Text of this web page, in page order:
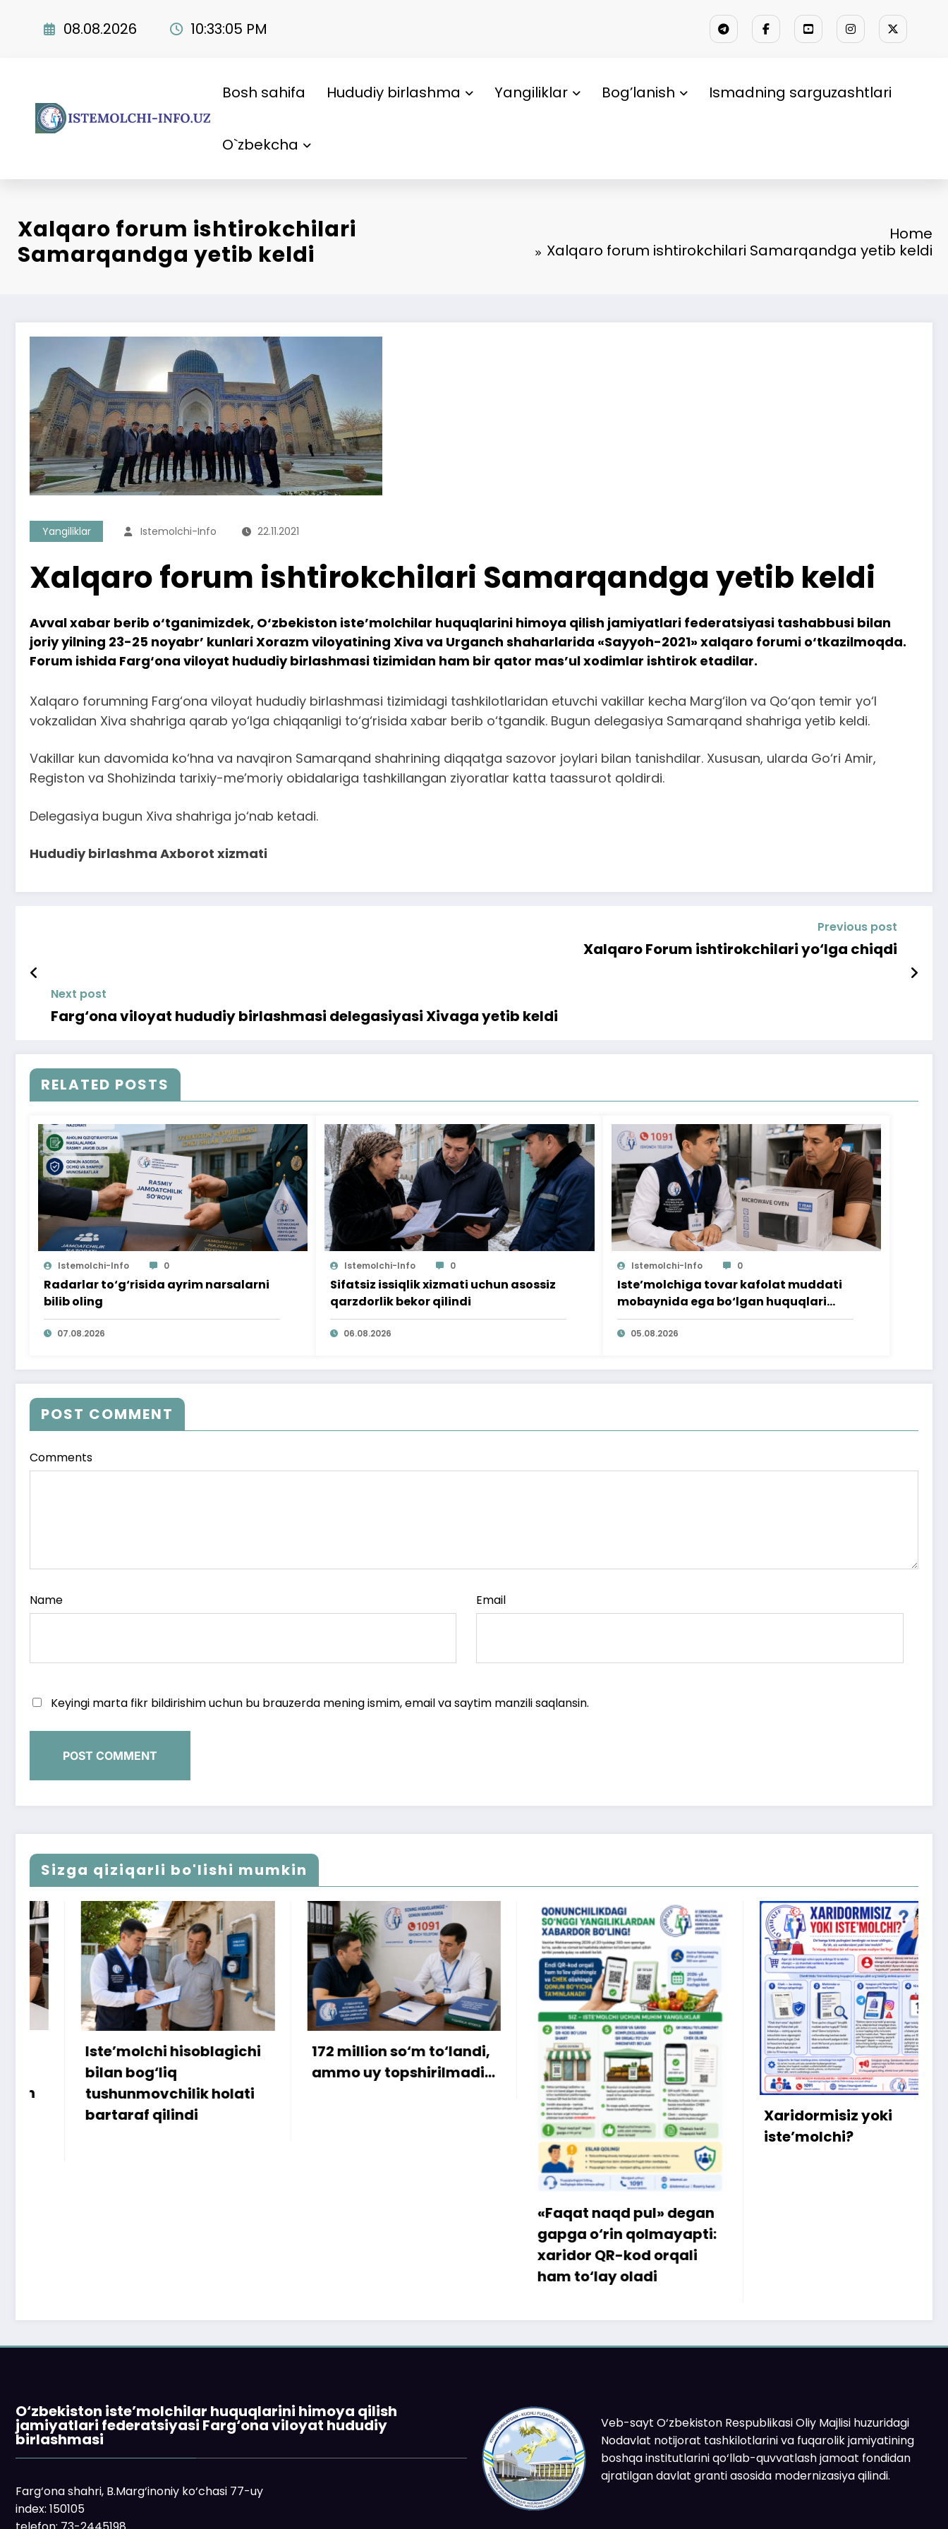
08.08.2026 10:33:06 PM
Bosh sahifa Hududiy birlashma Yangiliklar Bog’lanish Ismadning sarguzashtlari
O`zbekcha
Xalqaro forum ishtirokchilari
Samarqandga yetib keldi
Home
Xalqaro forum ishtirokchilari Samarqandga yetib keldi
Yangiliklar Istemolchi-Info 22.11.2021
Xalqaro forum ishtirokchilari Samarqandga yetib keldi
Avval xabar berib o‘tganimizdek, O‘zbekiston iste’molchilar huquqlarini himoya qilish jamiyatlari federatsiyasi tashabbusi bilan
joriy yilning 23-25 noyabr’ kunlari Xorazm viloyatining Xiva va Urganch shaharlarida «Sayyoh-2021» xalqaro forumi o‘tkazilmoqda.
Forum ishida Farg‘ona viloyat hududiy birlashmasi tizimidan ham bir qator mas’ul xodimlar ishtirok etadilar.
Xalqaro forumning Farg‘ona viloyat hududiy birlashmasi tizimidagi tashkilotlaridan etuvchi vakillar kecha Marg‘ilon va Qo‘qon temir yo‘l
vokzalidan Xiva shahriga qarab yo‘lga chiqqanligi to‘g‘risida xabar berib o‘tgandik. Bugun delegasiya Samarqand shahriga yetib keldi.
Vakillar kun davomida ko‘hna va navqiron Samarqand shahrining diqqatga sazovor joylari bilan tanishdilar. Xususan, ularda Go‘ri Amir,
Registon va Shohizinda tarixiy-me’moriy obidalariga tashkillangan ziyoratlar katta taassurot qoldirdi.
Delegasiya bugun Xiva shahriga jo‘nab ketadi.
Hududiy birlashma Axborot xizmati
Previous post
Xalqaro Forum ishtirokchilari yo‘lga chiqdi
Next post
Farg‘ona viloyat hududiy birlashmasi delegasiyasi Xivaga yetib keldi
RELATED POSTS
Istemolchi-Info 0
Radarlar to‘g‘risida ayrim narsalarni
bilib oling
07.08.2026
Istemolchi-Info 0
Sifatsiz issiqlik xizmati uchun asossiz
qarzdorlik bekor qilindi
06.08.2026
Istemolchi-Info 0
Iste’molchiga tovar kafolat muddati
mobaynida ega bo‘lgan huquqlari
ta’minlab berildi
05.08.2026
POST COMMENT
Comments
Name Email
Keyingi marta fikr bildirishim uchun bu brauzerda mening ismim, email va saytim manzili saqlansin.
Sizga qiziqarli bo'lishi mumkin
Iste’molchi hisoblagichi
bilan bog‘liq
tushunmovchilik holati
bartaraf qilindi
172 million so‘m to‘landi,
ammo uy topshirilmadi…
«Faqat naqd pul» degan
gapga o‘rin qolmayapti:
xaridor QR-kod orqali
ham to‘lay oladi
Xaridormisiz yoki
iste’molchi?
O‘zbekiston iste’molchilar huquqlarini himoya qilish
jamiyatlari federatsiyasi Farg‘ona viloyat hududiy
birlashmasi
Farg‘ona shahri, B.Marg‘inoniy ko‘chasi 77-uy
index: 150105
Veb-sayt O‘zbekiston Respublikasi Oliy Majlisi huzuridagi
Nodavlat notijorat tashkilotlarini va fuqarolik jamiyatining
boshqa institutlarini qo‘llab-quvvatlash jamoat fondidan
ajratilgan davlat granti asosida modernizasiya qilindi.